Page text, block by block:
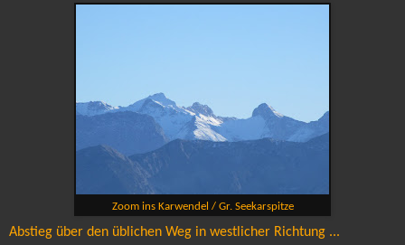
Zoom ins Karwendel / Gr. Seekarspitze
Abstieg über den üblichen Weg in westlicher Richtung ...